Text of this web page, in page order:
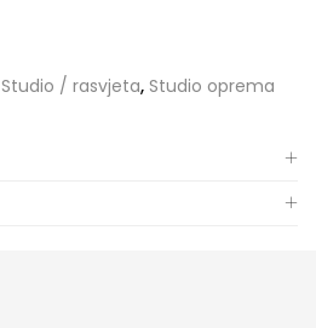
Studio / rasvjeta, Studio oprema